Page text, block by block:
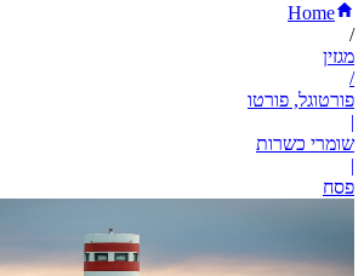
Home
/
מגזין
/
פורטוגל, פורטו
|
שומרי כשרות
|
פסח